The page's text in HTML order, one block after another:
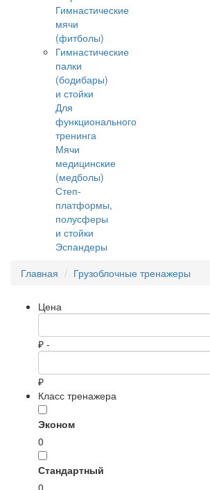
Гимнастические
мячи
(фитболы)
Гимнастические
палки
(бодибары)
и стойки
Для
функционального
тренинга
Мячи
медицинские
(медболы)
Степ-
платформы,
полусферы
и стойки
Эспандеры
Главная
Грузоблочные тренажеры
Цена
₽ -
₽
Класс тренажера
Эконом
0
Стандартный
0